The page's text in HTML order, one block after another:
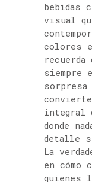
bebidas
visual
colores
siempre
integral
donde
detalle
La
en cómo
quienes